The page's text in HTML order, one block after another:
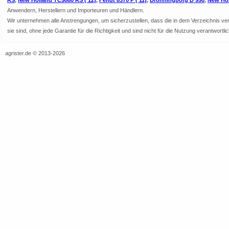
Anwendern, Herstellern und Importeuren und Händlern.
Wir unternehmen alle Anstrengungen, um sicherzustellen, dass die in dem Verzeichnis
sie sind, ohne jede Garantie für die Richtigkeit und sind nicht für die Nutzung
agrister.de © 2013-2026